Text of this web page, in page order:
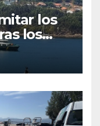
los
los